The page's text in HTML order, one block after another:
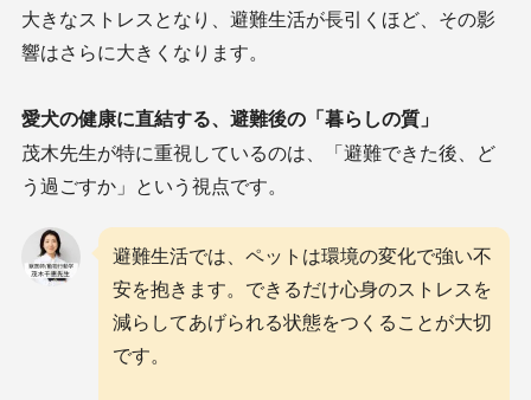
大きなストレスとなり、避難生活が長引くほど、その影
響はさらに大きくなります。
愛犬の健康に直結する、避難後の「暮らしの質」
茂木先生が特に重視しているのは、「避難できた後、ど
う過ごすか」という視点です。
避難生活では、ペットは環境の変化で強い不
安を抱きます。できるだけ心身のストレスを
減らしてあげられる状態をつくることが大切
です。